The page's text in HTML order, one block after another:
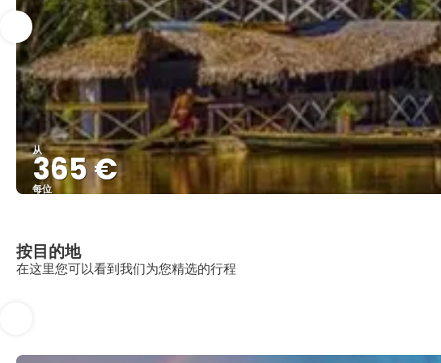
从
365 €
每位
按目的地
在这里您可以看到我们为您精选的行程